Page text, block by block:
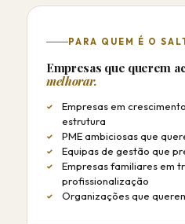
PARA QUEM É O
Empresas que querem
melhorar.
Empresas em
estrutura
PME ambiciosas que
Equipas de gestão que
Empresas familiares em
profissionalização
Organizações que